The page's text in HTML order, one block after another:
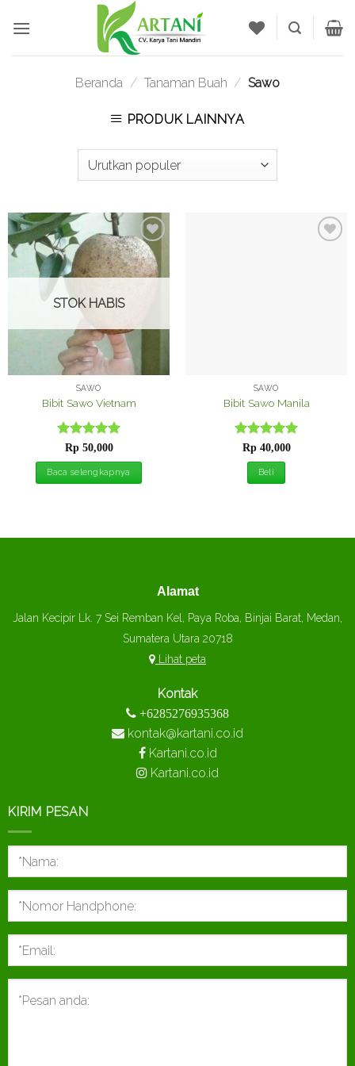
Beranda / Tanaman Buah / Sawo
PRODUK LAINNYA
Tambah
ke
Wishlist
STOK HABIS
SAWO
Bibit Sawo Vietnam
Dinilai5
dari 5
Rp50,000
Baca selengkapnya
SAWO
Bibit Sawo Manila
Dinilai5
dari 5
Rp40,000
Beli
Alamat
Jalan Kecipir Lk. 7 Sei Remban Kel, Paya Roba, Binjai Barat, Medan,
Sumatera Utara 20718
Lihat peta
Kontak
+6285276935368
kontak@kartani.co.id
Kartani.co.id
Kartani.co.id
KIRIM PESAN